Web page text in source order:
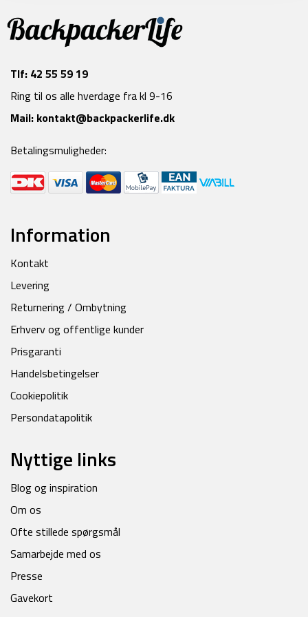
Tlf: 42 55 59 19
Ring til os alle hverdage fra kl 9-16
Mail: kontakt@backpackerlife.dk
Betalingsmuligheder:
Information
Kontakt
Levering
Returnering / Ombytning
Erhverv og offentlige kunder
Prisgaranti
Handelsbetingelser
Cookiepolitik
Persondatapolitik
Nyttige links
Blog og inspiration
Om os
Ofte stillede spørgsmål
Samarbejde med os
Presse
Gavekort